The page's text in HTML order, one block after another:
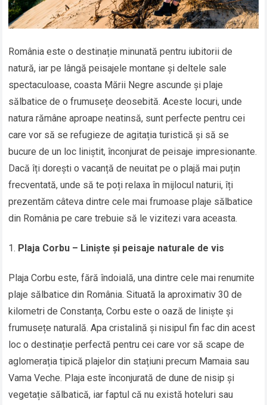
România este o destinație minunată pentru iubitorii de
natură, iar pe lângă peisajele montane și deltele sale
spectaculoase, coasta Mării Negre ascunde și plaje
sălbatice de o frumusețe deosebită. Aceste locuri, unde
natura rămâne aproape neatinsă, sunt perfecte pentru cei
care vor să se refugieze de agitația turistică și să se
bucure de un loc liniștit, înconjurat de peisaje impresionante.
Dacă îți dorești o vacanță de neuitat pe o plajă mai puțin
frecventată, unde să te poți relaxa în mijlocul naturii, îți
prezentăm câteva dintre cele mai frumoase plaje sălbatice
din România pe care trebuie să le vizitezi vara aceasta.
Plaja Corbu – Liniște și peisaje naturale de vis
Plaja Corbu este, fără îndoială, una dintre cele mai renumite
plaje sălbatice din România. Situată la aproximativ 30 de
kilometri de Constanța, Corbu este o oază de liniște și
frumusețe naturală. Apa cristalină și nisipul fin fac din acest
loc o destinație perfectă pentru cei care vor să scape de
aglomerația tipică plajelor din stațiuni precum Mamaia sau
Vama Veche. Plaja este înconjurată de dune de nisip și
vegetație sălbatică, iar faptul că nu există hoteluri sau